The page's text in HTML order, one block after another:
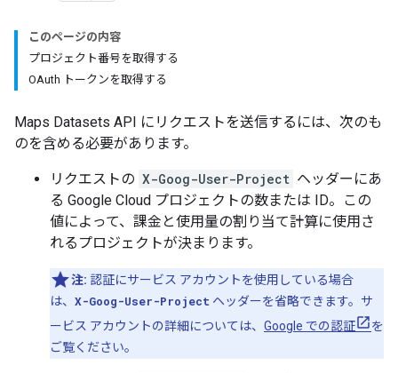
このページの内容
プロジェクト番号を取得する
OAuth トークンを取得する
Maps Datasets API にリクエストを送信するには、次のも
のを含める必要があります。
リクエストの X-Goog-User-Project ヘッダーにあ
る Google Cloud プロジェクトの数または ID。この
値によって、課金と使用量の割り当て計算に使用さ
れるプロジェクトが決まります。
注: 認証にサービス アカウントを使用している場合
は、 X-Goog-User-Project ヘッダーを省略できます。サ
ービス アカウントの詳細については、 Google での認証
を
ご覧ください。